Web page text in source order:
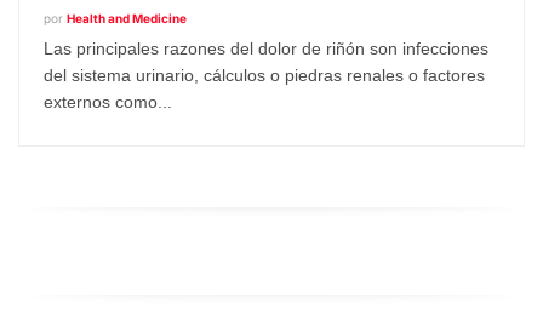
por Health and Medicine
Las principales razones del dolor de riñón son infecciones
del sistema urinario, cálculos o piedras renales o factores
externos como...